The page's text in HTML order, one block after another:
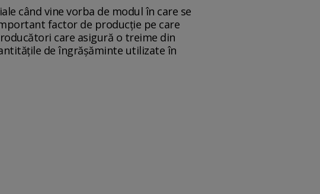
când vine vorba de modul în care se
factor de producţie pe care
care asigură o treime din
de îngrăşăminte utilizate în